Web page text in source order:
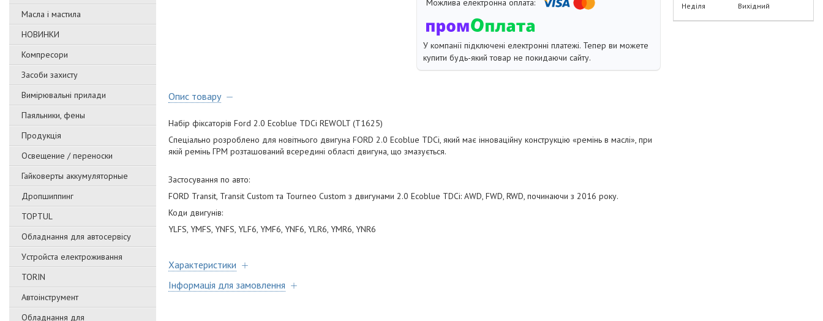
Масла і мастила
НОВИНКИ
Компресори
Засоби захисту
Вимірювальні прилади
Паяльники, фены
Продукція
Освещение / переноски
Гайковерты аккумуляторные
Дропшиппинг
TOPTUL
Обладнання для автосервісу
Уcтpoйстa елeктpoживання
TORIN
Автоінструмент
Обладнання для
У компанії підключені електронні платежі. Тепер ви можете
купити будь-який товар не покидаючи сайту.
Опис товару
Набір фіксаторів Ford 2.0 Ecoblue TDCi REWOLT (T1625)
Спеціально розроблено для новітнього двигуна FORD 2.0 Ecoblue TDCi, який має інноваційну конструкцію «ремінь в маслі», при
якій ремінь ГРМ розташований всередині області двигуна, що змазується.
Застосування по авто:
FORD Transit, Transit Custom та Tourneo Custom з двигунами 2.0 Ecoblue TDCi: AWD, FWD, RWD, починаючи з 2016 року.
Коди двигунів:
YLFS, YMFS, YNFS, YLF6, YMF6, YNF6, YLR6, YMR6, YNR6
Характеристики
Інформація для замовлення
Неділя
Вихідний